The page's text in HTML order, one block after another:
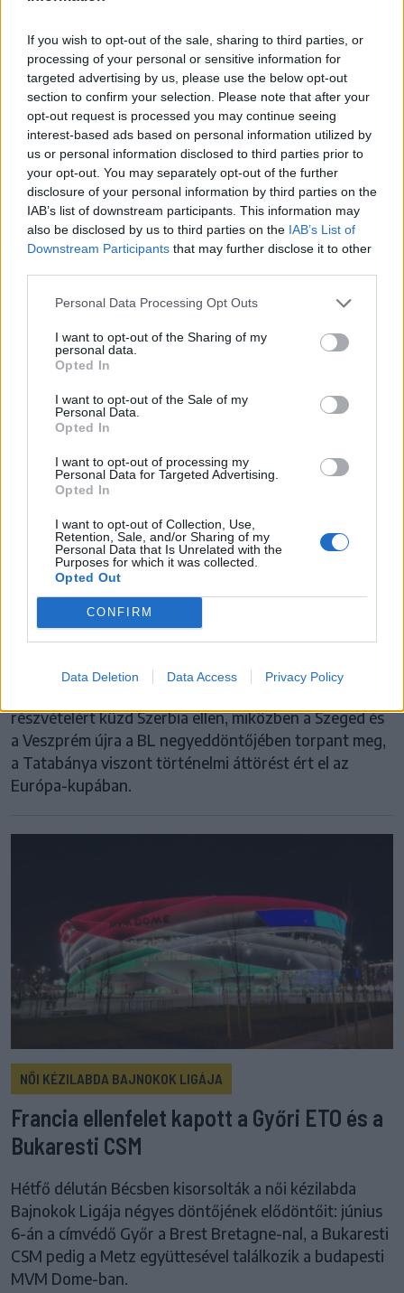
If you wish to opt-out of the sale, sharing to third parties, or
processing of your personal or sensitive information for
targeted advertising by us, please use the below opt-out
section to confirm your selection. Please note that after your
opt-out request is processed you may continue seeing
interest-based ads based on personal information utilized by
us or personal information disclosed to third parties prior to
your opt-out. You may separately opt-out of the further
disclosure of your personal information by third parties on the
IAB’s list of downstream participants. This information may
also be disclosed by us to third parties on the IAB’s List of
Downstream Participants that may further disclose it to other
Personal Data Processing Opt Outs
I want to opt-out of the Sharing of my
personal data.
Opted In
I want to opt-out of the Sale of my
Personal Data.
Opted In
I want to opt-out of processing my
Personal Data for Targeted Advertising.
Opted In
I want to opt-out of Collection, Use,
Retention, Sale, and/or Sharing of my
Personal Data that Is Unrelated with the
Purposes for which it was collected.
Opted Out
CONFIRM
Data Deletion Data Access Privacy Policy
A magyar válogatott lemaradt a
világbajnokságról
A magyar férfi kézilabda-válogatott nem jutott ki a
januári olimpiai kvalifikációs világbajnokságra, mivel a
csütörtöki 31–29-es vereség után vasárnap
Veszprémben csak 31–30-ra győzte le Szerbiát a
selejtező visszavágóján.
MAGYAR FÉRFI KÉZILABDA-VÁLOGATOTT
A magyar kézilabda-válogatott a
világbajnokság küszöbén, a klubok az
európai elit közelében
A magyar férfi kézilabda több fronton is
részvételért küzd Szerbia ellen, miközben a Szeged és
a Veszprém újra a BL negyeddöntőjében torpant meg,
a Tatabánya viszont történelmi áttörést ért el az
Európa-kupában.
NŐI KÉZILABDA BAJNOKOK LIGÁJA
Francia ellenfelet kapott a Győri ETO és a
Bukaresti CSM
Hétfő délután Bécsben kisorsolták a női kézilabda
Bajnokok Ligája négyes döntőjének elődöntőit: június
6-án a címvédő Győr a Brest Bretagne-nal, a Bukaresti
CSM pedig a Metz együttesével találkozik a budapesti
MVM Dome-ban.